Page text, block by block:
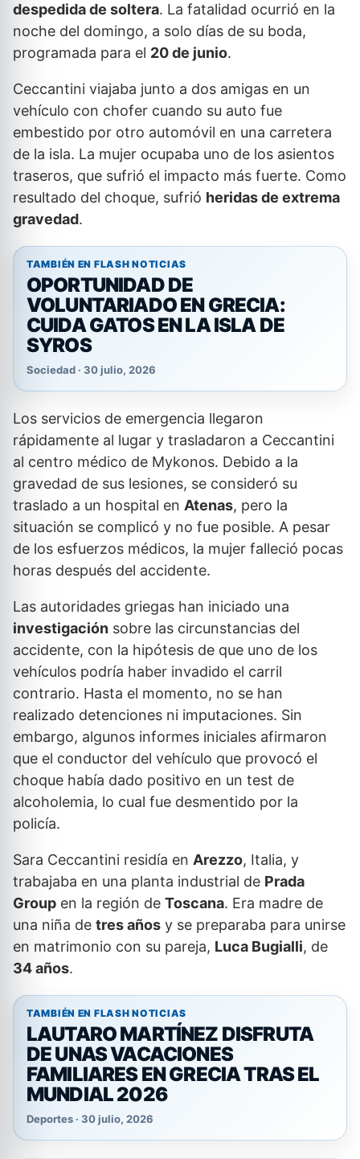
despedida de soltera. La fatalidad ocurrió en la
noche del domingo, a solo días de su boda,
programada para el 20 de junio.
Ceccantini viajaba junto a dos amigas en un
vehículo con chofer cuando su auto fue
embestido por otro automóvil en una carretera
de la isla. La mujer ocupaba uno de los asientos
traseros, que sufrió el impacto más fuerte. Como
resultado del choque, sufrió heridas de extrema
gravedad.
TAMBIÉN EN FLASH NOTICIAS
OPORTUNIDAD DE
VOLUNTARIADO EN GRECIA:
CUIDA GATOS EN LA ISLA DE
SYROS
Sociedad · 30 julio, 2026
Los servicios de emergencia llegaron
rápidamente al lugar y trasladaron a Ceccantini
al centro médico de Mykonos. Debido a la
gravedad de sus lesiones, se consideró su
traslado a un hospital en Atenas, pero la
situación se complicó y no fue posible. A pesar
de los esfuerzos médicos, la mujer falleció pocas
horas después del accidente.
Las autoridades griegas han iniciado una
investigación sobre las circunstancias del
accidente, con la hipótesis de que uno de los
vehículos podría haber invadido el carril
contrario. Hasta el momento, no se han
realizado detenciones ni imputaciones. Sin
embargo, algunos informes iniciales afirmaron
que el conductor del vehículo que provocó el
choque había dado positivo en un test de
alcoholemia, lo cual fue desmentido por la
policía.
Sara Ceccantini residía en Arezzo, Italia, y
trabajaba en una planta industrial de Prada
Group en la región de Toscana. Era madre de
una niña de tres años y se preparaba para unirse
en matrimonio con su pareja, Luca Bugialli, de
34 años.
TAMBIÉN EN FLASH NOTICIAS
LAUTARO MARTÍNEZ DISFRUTA
DE UNAS VACACIONES
FAMILIARES EN GRECIA TRAS EL
MUNDIAL 2026
Deportes · 30 julio, 2026